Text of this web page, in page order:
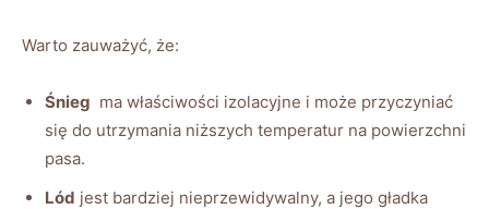
Warto zauważyć, że:
Śnieg ‍ ma właściwości izolacyjne i‍ może przyczyniać
się do‌ utrzymania niższych temperatur⁤ na powierzchni
pasa.
Lód jest bardziej ‍nieprzewidywalny, a jego gładka